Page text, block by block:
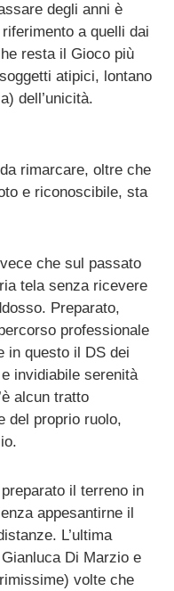
degli anni è
a quelli dai
resta il Gioco più
atipici, lontano
dell’unicità.
rimarcare, oltre che
e riconoscibile, sta
che sul passato
tela senza ricevere
Preparato,
professionale
in questo il DS dei
invidiabile serenità
alcun tratto
del proprio ruolo,
il terreno in
appesantirne il
L’ultima
Di Marzio e
volte che